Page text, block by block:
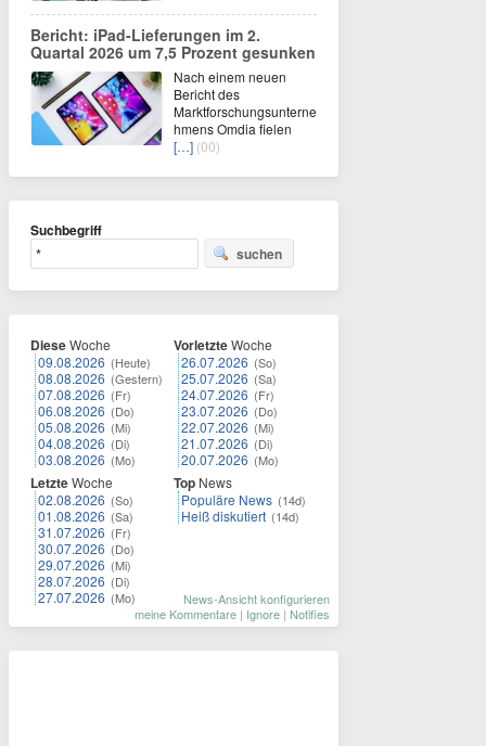
Bericht: iPad-Lieferungen im 2.
Quartal 2026 um 7,5 Prozent gesunken
Nach einem neuen
Bericht des
Marktforschungsunterne
hmens Omdia fielen
[…] (00)
Suchbegriff
suchen
DieseWoche
09.08.2026 (Heute)
08.08.2026 (Gestern)
07.08.2026 (Fr)
06.08.2026 (Do)
05.08.2026 (Mi)
04.08.2026 (Di)
03.08.2026 (Mo)
LetzteWoche
02.08.2026 (So)
01.08.2026 (Sa)
31.07.2026 (Fr)
30.07.2026 (Do)
29.07.2026 (Mi)
28.07.2026 (Di)
27.07.2026 (Mo)
VorletzteWoche
26.07.2026 (So)
25.07.2026 (Sa)
24.07.2026 (Fr)
23.07.2026 (Do)
22.07.2026 (Mi)
21.07.2026 (Di)
20.07.2026 (Mo)
Top News
Populäre News (14d)
Heiß diskutiert (14d)
News-Ansicht konfigurieren
meine Kommentare | Ignore | Notifies